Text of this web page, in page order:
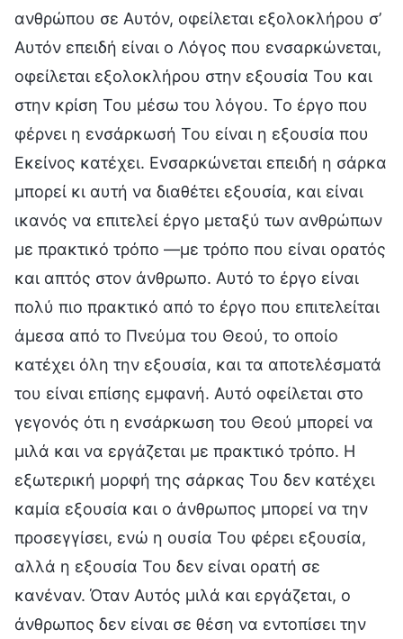
ανθρώπου σε Αυτόν, οφείλεται εξολοκλήρου σ’
Αυτόν επειδή είναι ο Λόγος που ενσαρκώνεται,
οφείλεται εξολοκλήρου στην εξουσία Του και
στην κρίση Του μέσω του λόγου. Το έργο που
φέρνει η ενσάρκωσή Του είναι η εξουσία που
Εκείνος κατέχει. Ενσαρκώνεται επειδή η σάρκα
μπορεί κι αυτή να διαθέτει εξουσία, και είναι
ικανός να επιτελεί έργο μεταξύ των ανθρώπων
με πρακτικό τρόπο —με τρόπο που είναι ορατός
και απτός στον άνθρωπο. Αυτό το έργο είναι
πολύ πιο πρακτικό από το έργο που επιτελείται
άμεσα από το Πνεύμα του Θεού, το οποίο
κατέχει όλη την εξουσία, και τα αποτελέσματά
του είναι επίσης εμφανή. Αυτό οφείλεται στο
γεγονός ότι η ενσάρκωση του Θεού μπορεί να
μιλά και να εργάζεται με πρακτικό τρόπο. Η
εξωτερική μορφή της σάρκας Του δεν κατέχει
καμία εξουσία και ο άνθρωπος μπορεί να την
προσεγγίσει, ενώ η ουσία Του φέρει εξουσία,
αλλά η εξουσία Του δεν είναι ορατή σε
κανέναν. Όταν Αυτός μιλά και εργάζεται, ο
άνθρωπος δεν είναι σε θέση να εντοπίσει την